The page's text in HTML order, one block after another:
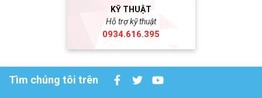
KỸ THUẬT
Hỗ trợ kỹ thuật
0934.616.395
Tìm chúng tôi trên